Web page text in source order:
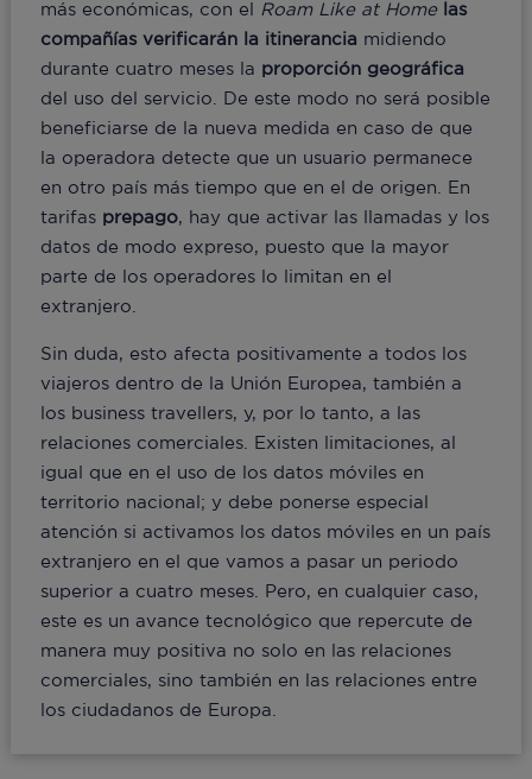
más económicas, con el Roam Like at Home las
compañías verificarán la itinerancia midiendo
durante cuatro meses la proporción geográfica
del uso del servicio. De este modo no será posible
beneficiarse de la nueva medida en caso de que
la operadora detecte que un usuario permanece
en otro país más tiempo que en el de origen. En
tarifas prepago, hay que activar las llamadas y los
datos de modo expreso, puesto que la mayor
parte de los operadores lo limitan en el
extranjero.
Sin duda, esto afecta positivamente a todos los
viajeros dentro de la Unión Europea, también a
los business travellers, y, por lo tanto, a las
relaciones comerciales. Existen limitaciones, al
igual que en el uso de los datos móviles en
territorio nacional; y debe ponerse especial
atención si activamos los datos móviles en un país
extranjero en el que vamos a pasar un periodo
superior a cuatro meses. Pero, en cualquier caso,
este es un avance tecnológico que repercute de
manera muy positiva no solo en las relaciones
comerciales, sino también en las relaciones entre
los ciudadanos de Europa.